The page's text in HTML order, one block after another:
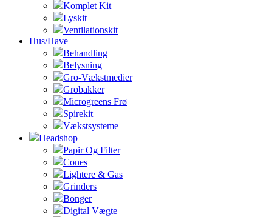
Komplet Kit
Lyskit
Ventilationskit
Hus/Have
Behandling
Belysning
Gro-Vækstmedier
Grobakker
Microgreens Frø
Spirekit
Vækstsysteme
Headshop
Papir Og Filter
Cones
Lightere & Gas
Grinders
Bonger
Digital Vægte